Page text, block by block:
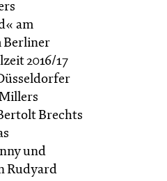
am
Berliner
2016/17
Brechts
und
Rudyard